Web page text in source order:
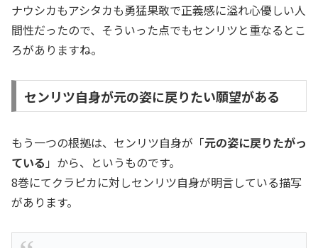
ナウシカもアシタカも勇猛果敢で正義感に溢れ心優しい人
間性だったので、そういった点でもセンリツと重なるとこ
ろがありますね。
センリツ自身が元の姿に戻りたい願望がある
もう一つの根拠は、センリツ自身が「元の姿に戻りたがっ
ている 」から、というものです。
8巻にてクラピカに対しセンリツ自身が明言している描写
があります。